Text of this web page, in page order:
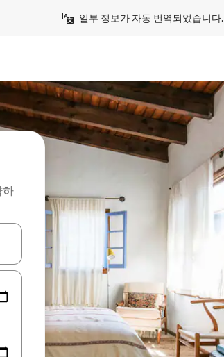
일부 정보가 자동 번역되었습니다.
하
또는 스와이프 동작으로 탐색하세요.